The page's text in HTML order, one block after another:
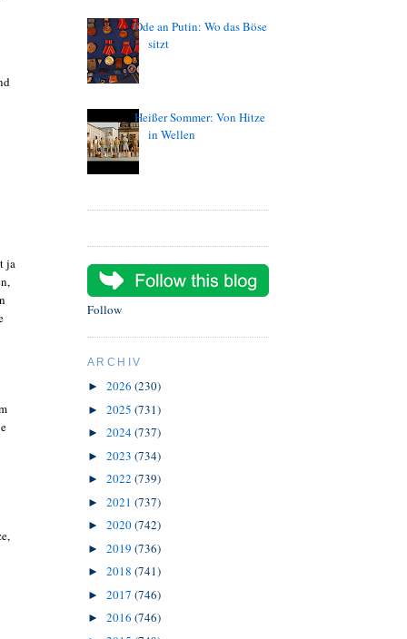
ja
Ode an Putin: Wo das Böse
sitzt
Heißer Sommer: Von Hitze
in Wellen
Follow
ARCHIV
► 2026 (230)
► 2025 (731)
► 2024(737)
► 2023 (734)
► 2022 (739)
► 2021 (737)
► 2020(742)
► 2019 (736)
► 2018 (741)
► 2017 (746)
► 2016 (746)